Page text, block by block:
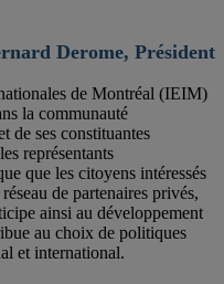
Derome, Président
de Montréal (IEIM)
la communauté
de ses constituantes
représentants
que les citoyens intéressés
de partenaires privés,
ainsi au développement
au choix de politiques
et international.